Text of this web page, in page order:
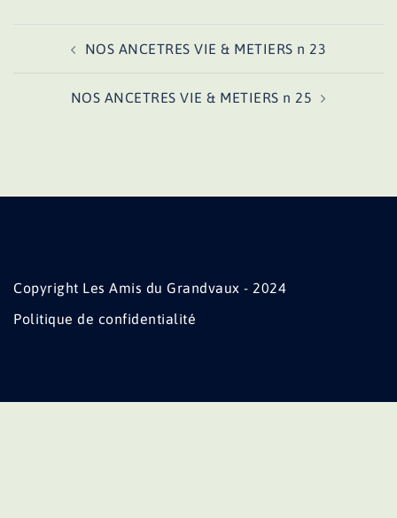
d’articleNOS ANCETRES VIE & METIERS n 23
NOS ANCETRES VIE & METIERS n 25
Copyright Les Amis du Grandvaux - 2024
Politique de confidentialité